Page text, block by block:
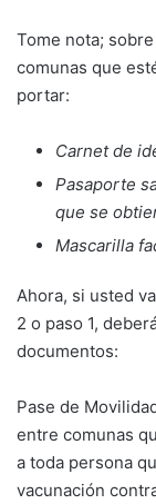
Tome nota;
comunas que
portar:
Carnet de
Pasaporte
que se
Mascarilla
Ahora, si usted
2 o paso 1,
documentos:
Pase de
entre comunas
a toda persona
vacunación